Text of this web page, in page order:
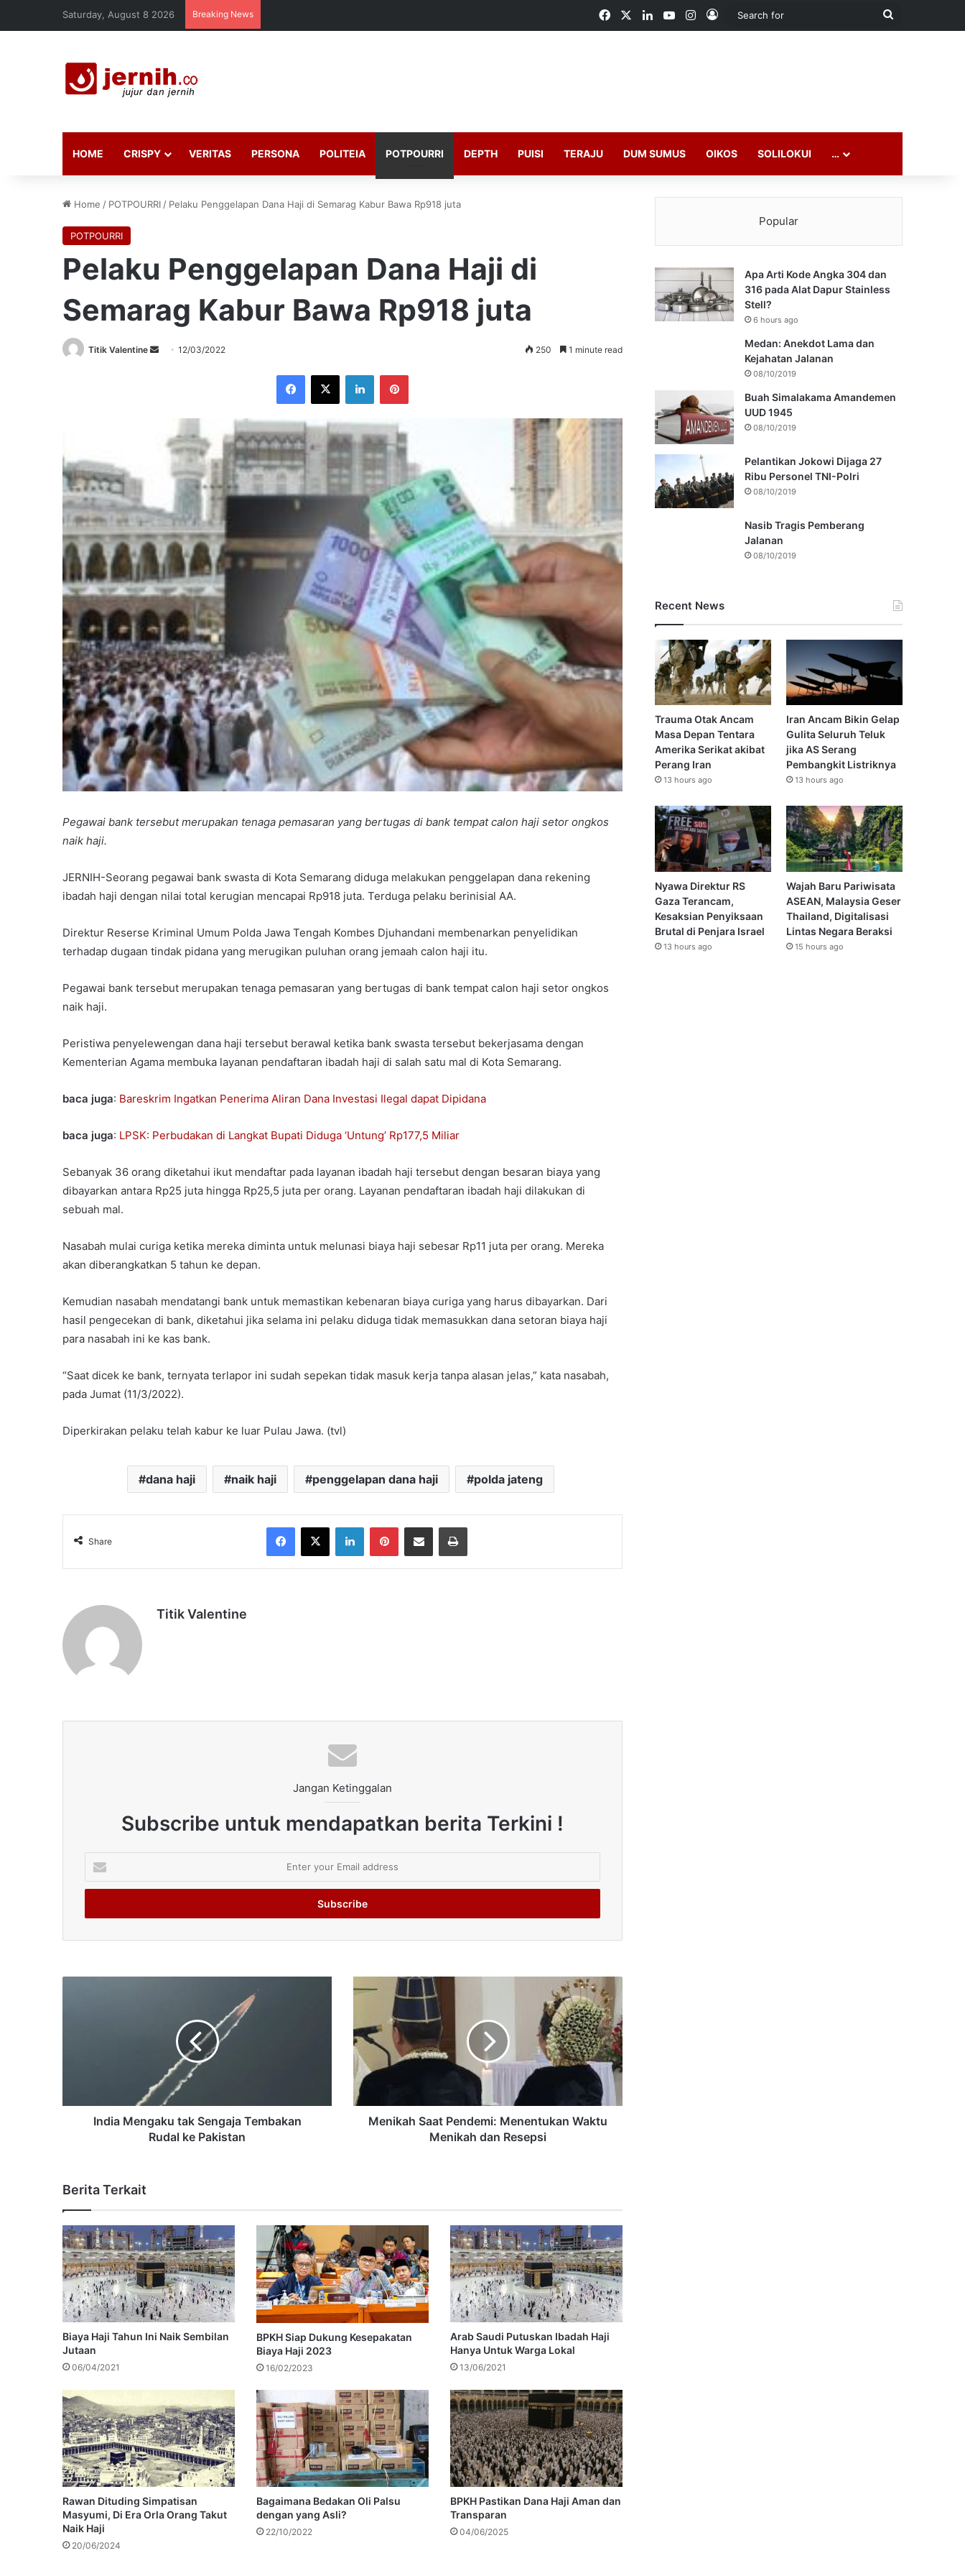
Saturday, August 8 2026 Breaking News FacebookLinkedInYouTubeInstagram
Log In
Search
HOME CRISPY VERITAS PERSONA POLITEIA POTPOURRI DEPTH PUISI TERAJU DUM SUMUS OIKOS SOLILOKUI …
Home / POTPOURRI / Pelaku Penggelapan Dana Haji di Semarag Kabur Bawa Rp918 juta
POTPOURRI
Pelaku Penggelapan Dana Haji di
Semarag Kabur Bawa Rp918 juta
Titik Valentine
Send12/03/2022 250 1 minute read
Facebook
X LinkedInPinterest
Pegawai bank tersebut merupakan tenaga pemasaran yang bertugas di bank tempat calon haji setor ongkos
naik haji.
JERNIH-Seorang pegawai bank swasta di Kota Semarang diduga melakukan penggelapan dana rekening
ibadah haji dengan nilai total kerugian mencapai Rp918 juta. Terduga pelaku berinisial AA.
Direktur Reserse Kriminal Umum Polda Jawa Tengah Kombes Djuhandani membenarkan penyelidikan
terhadap dugaan tindak pidana yang merugikan puluhan orang jemaah calon haji itu.
Pegawai bank tersebut merupakan tenaga pemasaran yang bertugas di bank tempat calon haji setor ongkos
naik haji.
Peristiwa penyelewengan dana haji tersebut berawal ketika bank swasta tersebut bekerjasama dengan
Kementerian Agama membuka layanan pendaftaran ibadah haji di salah satu mal di Kota Semarang.
baca juga: Bareskrim Ingatkan Penerima Aliran Dana Investasi Ilegal dapat Dipidana
baca juga: LPSK: Perbudakan di Langkat Bupati Diduga ‘Untung’ Rp177,5 Miliar
Sebanyak 36 orang diketahui ikut mendaftar pada layanan ibadah haji tersebut dengan besaran biaya yang
dibayarkan antara Rp25 juta hingga Rp25,5 juta per orang. Layanan pendaftaran ibadah haji dilakukan di
sebuah mal.
Nasabah mulai curiga ketika mereka diminta untuk melunasi biaya haji sebesar Rp11 juta per orang. Mereka
akan diberangkatkan 5 tahun ke depan.
Kemudian nasabah mendatangi bank untuk memastikan kebenaran biaya curiga yang harus dibayarkan. Dari
hasil pengecekan di bank, diketahui jika selama ini pelaku diduga tidak memasukkan dana setoran biaya haji
para nasabah ini ke kas bank.
“Saat dicek ke bank, ternyata terlapor ini sudah sepekan tidak masuk kerja tanpa alasan jelas,” kata nasabah,
pada Jumat (11/3/2022).
Diperkirakan pelaku telah kabur ke luar Pulau Jawa. (tvl)
dana haji naik haji penggelapan dana haji polda jateng
Share
Facebook
X LinkedInPinterestShare via Email Print
Titik Valentine
Jangan Ketinggalan
Subscribe untuk mendapatkan berita Terkini !
your
Email
India Mengaku tak Sengaja Tembakan
Rudal ke Pakistan
Menikah Saat Pendemi: Menentukan Waktu
Menikah dan Resepsi
Berita Terkait
Biaya Haji Tahun Ini Naik Sembilan
Jutaan
06/04/2021
BPKH Siap Dukung Kesepakatan
Biaya Haji 2023
16/02/2023
Arab Saudi Putuskan Ibadah Haji
Hanya Untuk Warga Lokal
13/06/2021
Rawan Dituding Simpatisan
Masyumi, Di Era Orla Orang Takut
Naik Haji
20/06/2024
Bagaimana Bedakan Oli Palsu
dengan yang Asli?
22/10/2022
BPKH Pastikan Dana Haji Aman dan
Transparan
04/06/2025
Popular
Apa Arti Kode Angka 304 dan
316 pada Alat Dapur Stainless
Stell?
6 hours ago
Medan: Anekdot Lama dan
Kejahatan Jalanan
08/10/2019
Buah Simalakama Amandemen
UUD 1945
08/10/2019
Pelantikan Jokowi Dijaga 27
Ribu Personel TNI-Polri
08/10/2019
Nasib Tragis Pemberang
Jalanan
08/10/2019
Recent News
Trauma Otak Ancam
Masa Depan Tentara
Amerika Serikat akibat
Perang Iran
13 hours ago
Iran Ancam Bikin Gelap
Gulita Seluruh Teluk
jika AS Serang
Pembangkit Listriknya
13 hours ago
Nyawa Direktur RS
Gaza Terancam,
Kesaksian Penyiksaan
Brutal di Penjara Israel
13 hours ago
Wajah Baru Pariwisata
ASEAN, Malaysia Geser
Thailand, Digitalisasi
Lintas Negara Beraksi
15 hours ago